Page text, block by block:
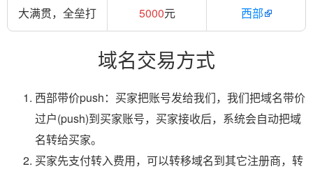
大满贯，全垒打
5000元 西部
域名交易方式
西部带价push：买家把账号发给我们，我们把域名带价
过户(push)到买家账号，买家接收后，系统会自动把域
名转给买家。
买家先支付转入费用，可以转移域名到其它注册商，转